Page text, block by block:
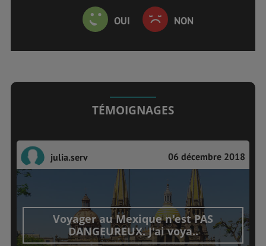
OUI NON
TÉMOIGNAGES
julia.serv 06 décembre 2018
Voyager au Mexique n'est PAS
DANGEUREUX. J'ai voya..